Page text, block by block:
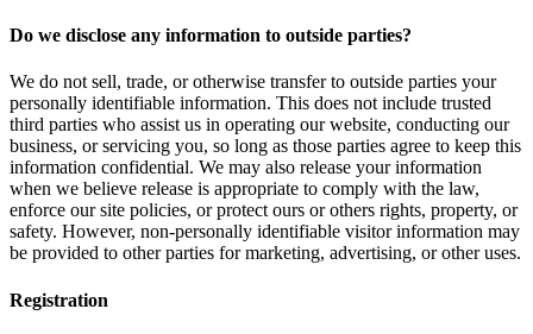
Do we disclose any information to outside parties?
We do not sell, trade, or otherwise transfer to outside parties your
personally identifiable information. This does not include trusted
third parties who assist us in operating our website, conducting our
business, or servicing you, so long as those parties agree to keep this
information confidential. We may also release your information
when we believe release is appropriate to comply with the law,
enforce our site policies, or protect ours or others rights, property, or
safety. However, non-personally identifiable visitor information may
be provided to other parties for marketing, advertising, or other uses.
Registration